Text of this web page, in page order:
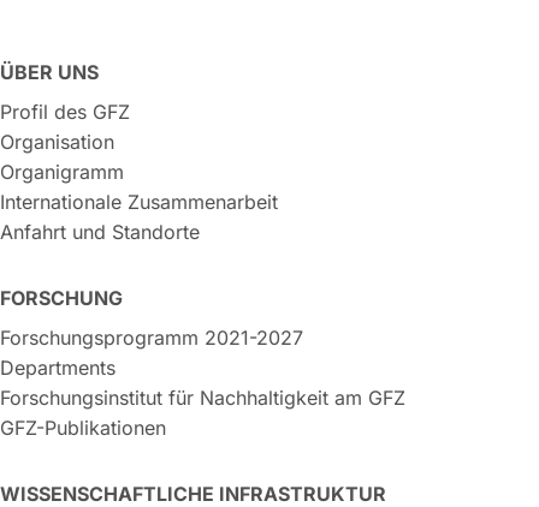
ÜBER UNS
Profil des GFZ
Organisation
Organigramm
Internationale Zusammenarbeit
Anfahrt und Standorte
FORSCHUNG
Forschungsprogramm 2021-2027
Departments
Forschungsinstitut für Nachhaltigkeit am GFZ
GFZ-Publikationen
WISSENSCHAFTLICHE INFRASTRUKTUR